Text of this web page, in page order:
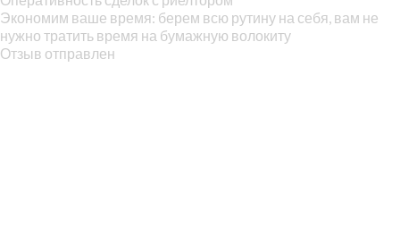
Экономим ваше время: берем всю рутину на себя, вам не
нужно тратить время на бумажную волокиту
Отзыв отправлен